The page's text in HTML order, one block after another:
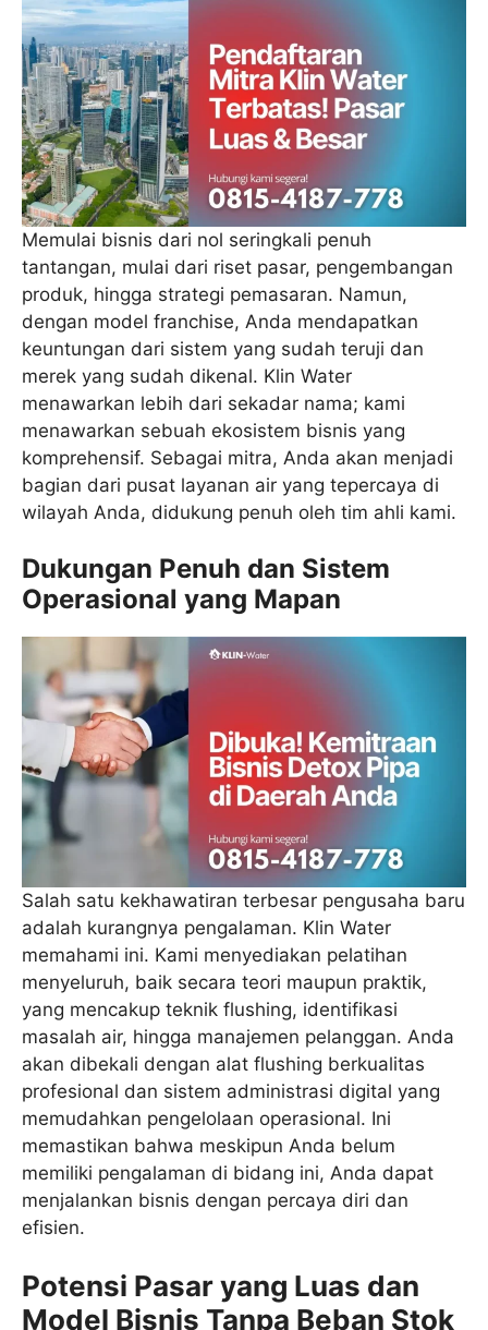
Memulai bisnis dari nol seringkali penuh
tantangan, mulai dari riset pasar, pengembangan
produk, hingga strategi pemasaran. Namun,
dengan model franchise, Anda mendapatkan
keuntungan dari sistem yang sudah teruji dan
merek yang sudah dikenal. Klin Water
menawarkan lebih dari sekadar nama; kami
menawarkan sebuah ekosistem bisnis yang
komprehensif. Sebagai mitra, Anda akan menjadi
bagian dari pusat layanan air yang tepercaya di
wilayah Anda, didukung penuh oleh tim ahli kami.
Dukungan Penuh dan Sistem
Operasional yang Mapan
Salah satu kekhawatiran terbesar pengusaha baru
adalah kurangnya pengalaman. Klin Water
memahami ini. Kami menyediakan pelatihan
menyeluruh, baik secara teori maupun praktik,
yang mencakup teknik flushing, identifikasi
masalah air, hingga manajemen pelanggan. Anda
akan dibekali dengan alat flushing berkualitas
profesional dan sistem administrasi digital yang
memudahkan pengelolaan operasional. Ini
memastikan bahwa meskipun Anda belum
memiliki pengalaman di bidang ini, Anda dapat
menjalankan bisnis dengan percaya diri dan
efisien.
Potensi Pasar yang Luas dan
Model Bisnis Tanpa Beban Stok